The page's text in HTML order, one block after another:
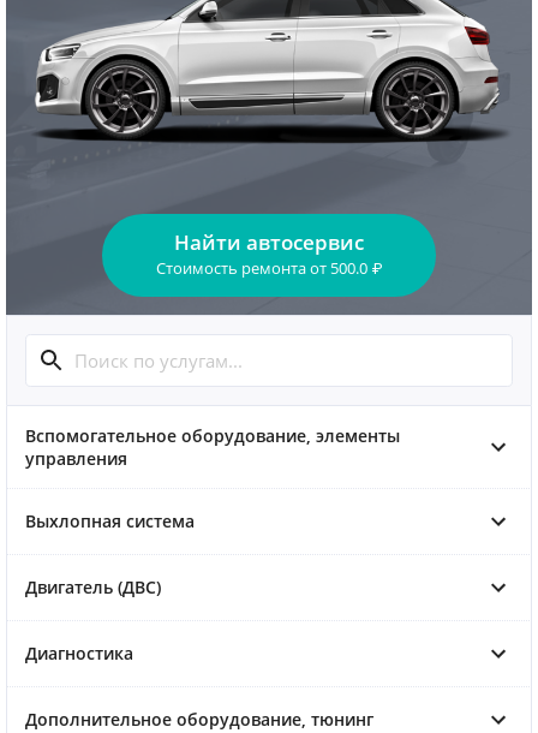
Найти автосервис
Стоимость ремонтаот 500.0 ₽
Вспомогательное оборудование, элементы
управления
Выхлопная система
Двигатель (ДВС)
Диагностика
Дополнительное оборудование, тюнинг